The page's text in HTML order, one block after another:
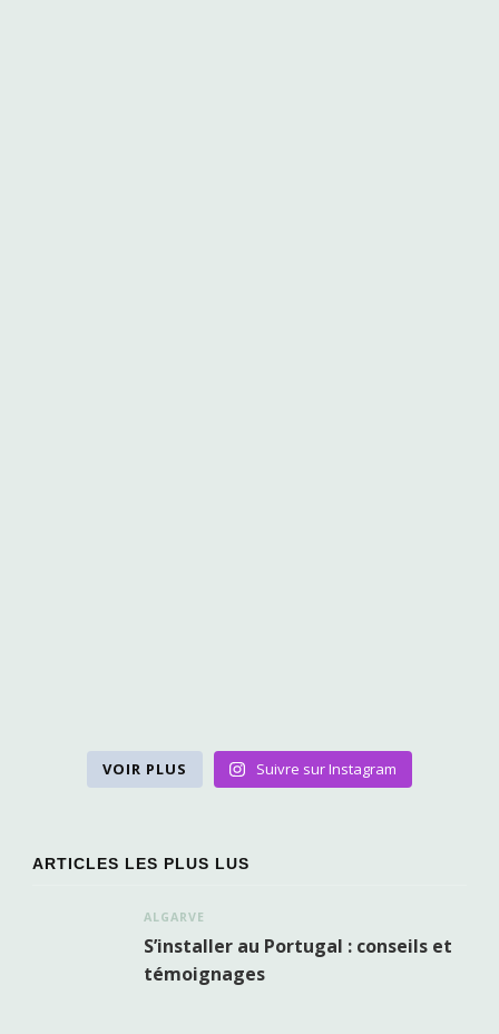
VOIR PLUS Suivre sur Instagram
ARTICLES LES PLUS LUS
ALGARVE
S’installer au Portugal : conseils et
témoignages